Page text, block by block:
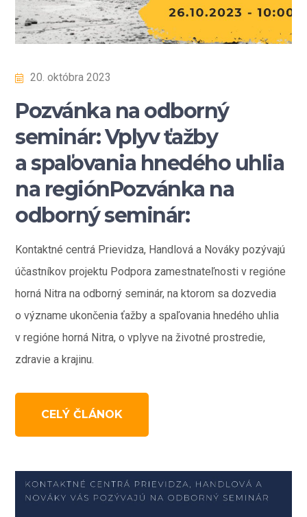
20. októbra 2023
Pozvánka na odborný
seminár: Vplyv ťažby
a spaľovania hnedého uhlia
na regiónPozvánka na
odborný seminár:
Kontaktné centrá Prievidza, Handlová a Nováky pozývajú
účastníkov projektu Podpora zamestnateľnosti v regióne
horná Nitra na odborný seminár, na ktorom sa dozvedia
o význame ukončenia ťažby a spaľovania hnedého uhlia
v regióne horná Nitra, o vplyve na životné prostredie,
zdravie a krajinu.
CELÝ ČLÁNOK